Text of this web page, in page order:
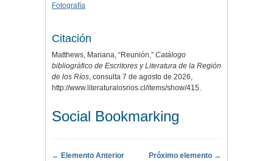
Fotografía
Citación
Matthews, Mariana, “Reunión,” Catálogo
bibliográfico de Escritores y Literatura de la Región
de los Ríos, consulta 7 de agosto de 2026,
http://www.literaturalosrios.cl/items/show/415.
Social Bookmarking
← Elemento Anterior Próximo elemento →